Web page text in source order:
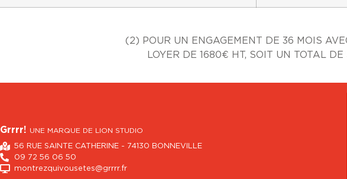
(2) POUR UN ENGAGEMENT DE 36 MOIS
LOYER DE 1680€ HT, SOIT UN TOTAL
Grrrr! UNE MARQUE DE LION STUDIO
56 RUE SAINTE CATHERINE - 74130 BONNEVILLE
09 72 56 06 50
montrezquivousetes@grrrr.fr